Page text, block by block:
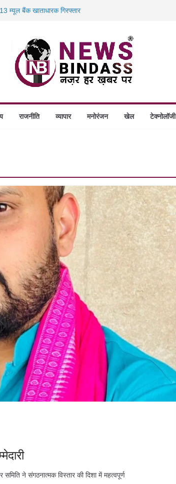
म्यूल बैंक खाताधारक गिरफ्तार
दिल्ली-बिहार
विकासखंड के 10 उत्कृष्ट गोठानों
राजनीति व्यापार मनोरंजन खेल टेक्नोलॉजी
ने संगठनात्मक विस्तार की दिशा में महत्वपूर्ण